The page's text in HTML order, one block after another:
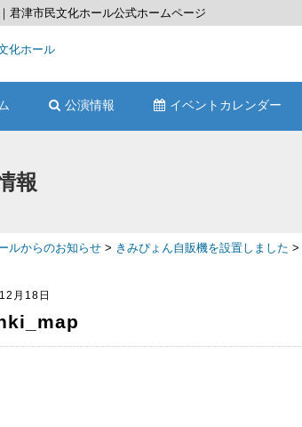
君津市民文化ホール公式ホームページ
公演情報 イベントカレンダー
報
ルからのお知らせ > きみぴょん自販機を設置しました >
月18日